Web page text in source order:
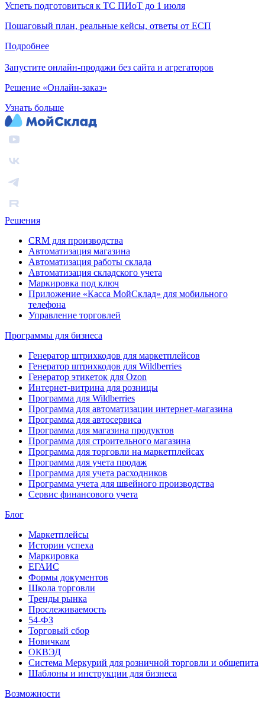
Успеть подготовиться к ТС ПИоТ до 1 июля
Пошаговый план, реальные кейсы, ответы от ЕСП
Подробнее
Запустите онлайн-продажи без сайта и агрегаторов
Решение «Онлайн-заказ»
Узнать больше
Решения
CRM для производства
Автоматизация магазина
Автоматизация работы склада
Автоматизация складского учета
Маркировка под ключ
Приложение «Касса МойСклад» для мобильного
телефона
Управление торговлей
Программы для бизнеса
Генератор штрихкодов для маркетплейсов
Генератор штрихкодов для Wildberries
Генератор этикеток для Ozon
Интернет-витрина для розницы
Программа для Wildberries
Программа для автоматизации интернет-магазина
Программа для автосервиса
Программа для магазина продуктов
Программа для строительного магазина
Программа для торговли на маркетплейсах
Программа для учета продаж
Программа для учета расходников
Программа учета для швейного производства
Сервис финансового учета
Блог
Маркетплейсы
Истории успеха
Маркировка
ЕГАИС
Формы документов
Школа торговли
Тренды рынка
Прослеживаемость
54-ФЗ
Торговый сбор
Новичкам
ОКВЭД
Система Меркурий для розничной торговли и общепита
Шаблоны и инструкции для бизнеса
Возможности